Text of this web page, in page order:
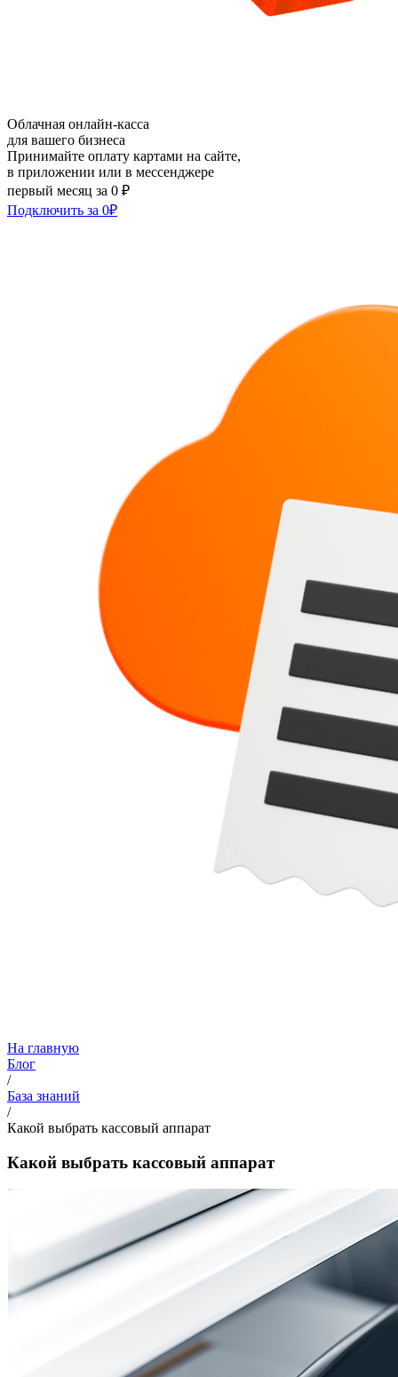
Облачная онлайн-касса
для вашего бизнеса
Принимайте оплату картами на сайте,
в приложении или в мессенджере
первый месяц за 0 ₽
Подключить за 0₽
На главную
Блог
/
База знаний
/
Какой выбрать кассовый аппарат
Какой выбрать кассовый аппарат